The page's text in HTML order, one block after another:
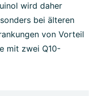
wird daher
bei älteren
von Vorteil
mit zwei Q10-